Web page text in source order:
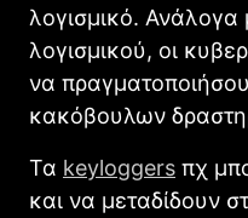
λογισμικό. Ανάλογα
λογισμικού, οι
να
κακόβουλων
Τα keyloggers πχ
και να μεταδίδουν